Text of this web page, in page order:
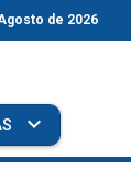
de 2026